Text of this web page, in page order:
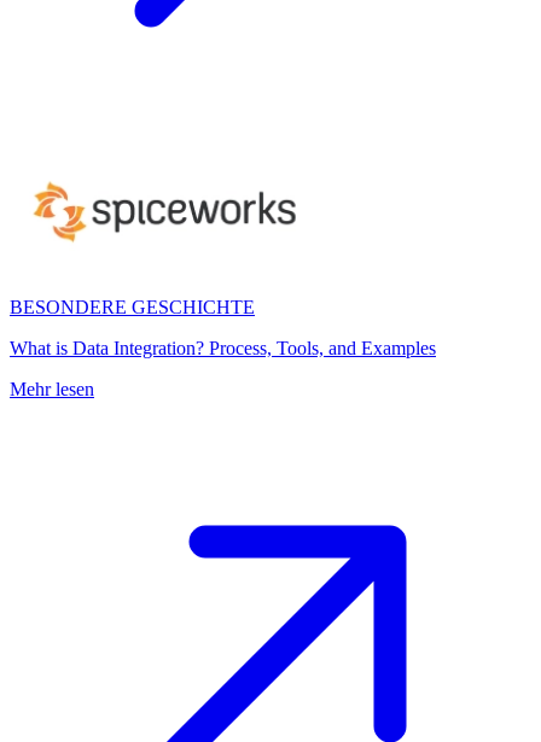
BESONDERE GESCHICHTE
What is Data Integration? Process, Tools, and Examples
Mehr lesen